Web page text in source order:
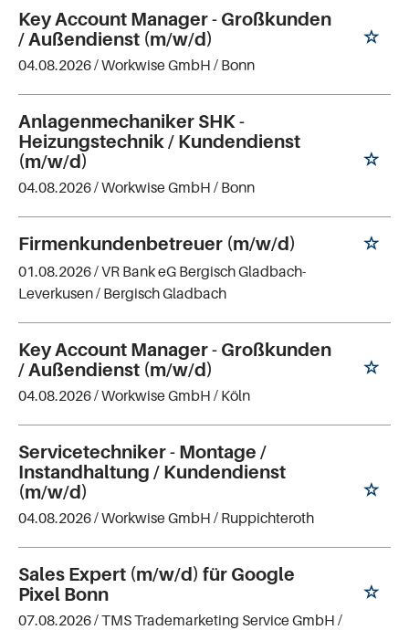
Key Account Manager - Großkunden
/ Außendienst (m/w/d)
04.08.2026 /Workwise GmbH / Bonn
Anlagenmechaniker SHK -
Heizungstechnik / Kundendienst
(m/w/d)
04.08.2026 /Workwise GmbH / Bonn
Firmenkundenbetreuer (m/w/d)
01.08.2026 /VR Bank eG Bergisch Gladbach-
Leverkusen/ Bergisch Gladbach
Key Account Manager - Großkunden
/ Außendienst (m/w/d)
04.08.2026 /Workwise GmbH / Köln
Servicetechniker - Montage /
Instandhaltung / Kundendienst
(m/w/d)
04.08.2026 /Workwise GmbH / Ruppichteroth
Sales Expert (m/w/d) für Google
Pixel Bonn
07.08.2026 /TMS Trademarketing Service GmbH /